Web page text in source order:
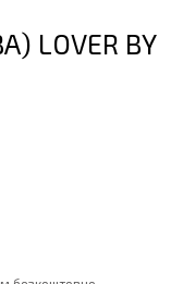
LOVER BY